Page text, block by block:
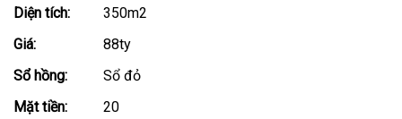
Diện tích:
350m2
Giá:
88ty
Sổ hồng:
Sổ đỏ
Mặt tiền:
20